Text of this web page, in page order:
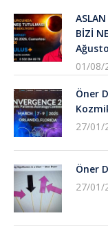
BİZİ
01/08/
Öner
27/01/
Öner
27/01/